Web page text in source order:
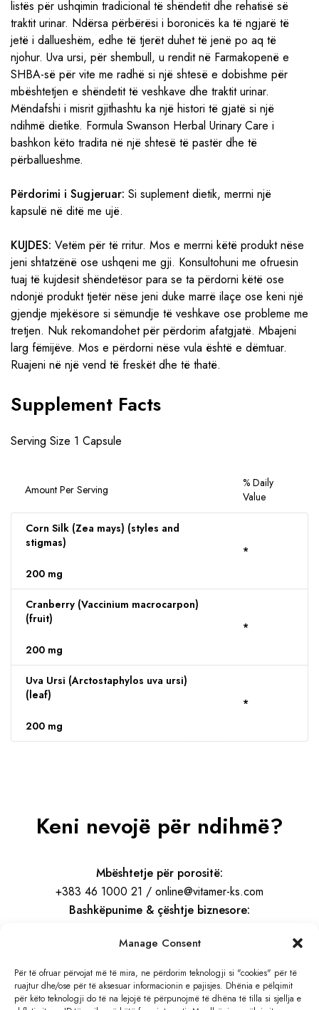
Manage Consent
Për të ofruar përvojat më të mira, ne përdorim teknologji si "cookies" për të
ruajtur dhe/ose për të aksesuar informacionin e pajisjes. Dhënia e pëlqimit
për këto teknologji do të na lejojë të përpunojmë të dhëna të tilla si sjellja e
listës për ushqimin tradicional të shëndetit dhe rehatisë së
traktit urinar. Ndërsa përbërësi i boronicës ka të ngjarë të
jetë i dallueshëm, edhe të tjerët duhet të jenë po aq të
njohur. Uva ursi, për shembull, u rendit në Farmakopenë e
SHBA-së për vite me radhë si një shtesë e dobishme për
mbështetjen e shëndetit të veshkave dhe traktit urinar.
Mëndafshi i misrit gjithashtu ka një histori të gjatë si një
ndihmë dietike. Formula Swanson Herbal Urinary Care i
bashkon këto tradita në një shtesë të pastër dhe të
përballueshme.
Përdorimi i Sugjeruar: Si suplement dietik, merrni një
kapsulë në ditë me ujë.
KUJDES: Vetëm për të rritur. Mos e merrni këtë produkt nëse
jeni shtatzënë ose ushqeni me gji. Konsultohuni me ofruesin
tuaj të kujdesit shëndetësor para se ta përdorni këtë ose
ndonjë produkt tjetër nëse jeni duke marrë ilaçe ose keni një
gjendje mjekësore si sëmundje të veshkave ose probleme me
tretjen. Nuk rekomandohet për përdorim afatgjatë. Mbajeni
larg fëmijëve. Mos e përdorni nëse vula është e dëmtuar.
Ruajeni në një vend të freskët dhe të thatë.
Supplement Facts
Serving Size 1 Capsule
Amount Per Serving
% Daily
Value
Corn Silk (Zea mays) (styles and
stigmas)
200 mg
*
Cranberry (Vaccinium macrocarpon)
(fruit)
200 mg
*
Uva Ursi (Arctostaphylos uva ursi)
(leaf)
200 mg
*
Keni nevojë për ndihmë?
Mbështetje për porositë:
+383 46 1000 21 / online@vitamer-ks.com
Bashkëpunime & çështje biznesore:
Orari i punës:
E Hënë – E Premte